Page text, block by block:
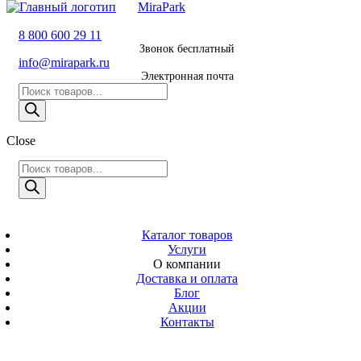
Звонок
бесплатный
8 495 011 11 21
Электронная
Время работы
Москва, ул.
Новослободская
д. 57/65, помещ.
MiraPark
8 800 600 29 11
Звонок бесплатный
info@mirapark.ru
Электронная почта
Поиск
товаров
Close
Поиск
товаров
Каталог товаров
Услуги
О компании
Доставка и оплата
Блог
Акции
Контакты